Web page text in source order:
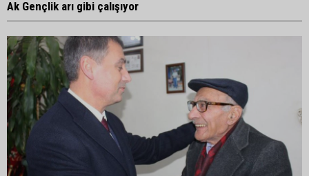
Ak Gençlik arı gibi çalışıyor